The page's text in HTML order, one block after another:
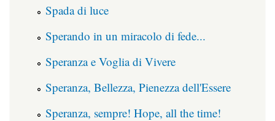
Spada di luce
Sperando in un miracolo di fede...
Speranza e Voglia di Vivere
Speranza, Bellezza, Pienezza dell'Essere
Speranza, sempre! Hope, all the time!